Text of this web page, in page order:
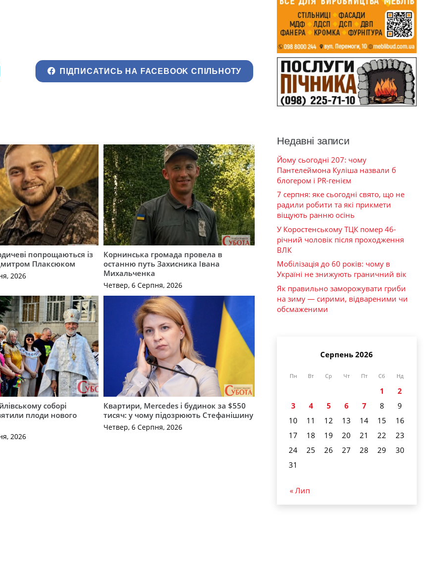
ПІДПИСАТИСЬ НА FACEBOOK СПІЛЬНОТУ
попрощаються із
Плаксюком
2026
Корнинська громада провела в
останню путь Захисника Івана
Михальченка
Четвер, 6 Серпня, 2026
соборі
плоди нового
2026
Квартири, Mercedes і будинок за $550
тисяч: у чому підозрюють Стефанішину
Четвер, 6 Серпня, 2026
Недавні записи
Йому сьогодні 207: чому
Пантелеймона Куліша назвали б
блогером і PR-генієм
7 серпня: яке сьогодні свято, що не
радили робити та які прикмети
віщують ранню осінь
У Коростенському ТЦК помер 46-
річний чоловік після проходження
ВЛК
Мобілізація до 60 років: чому в
Україні не знижують граничний вік
Як правильно заморожувати гриби
на зиму — сирими, відвареними чи
обсмаженими
Серпень 2026
Пн Вт Ср Чт Пт Сб Нд
1
2
3
4 5 6 7 8
9
10
11 12 13 14 15
16
17
18 19 20 21 22
23
24
25 26 27 28 29
30
31
« Лип